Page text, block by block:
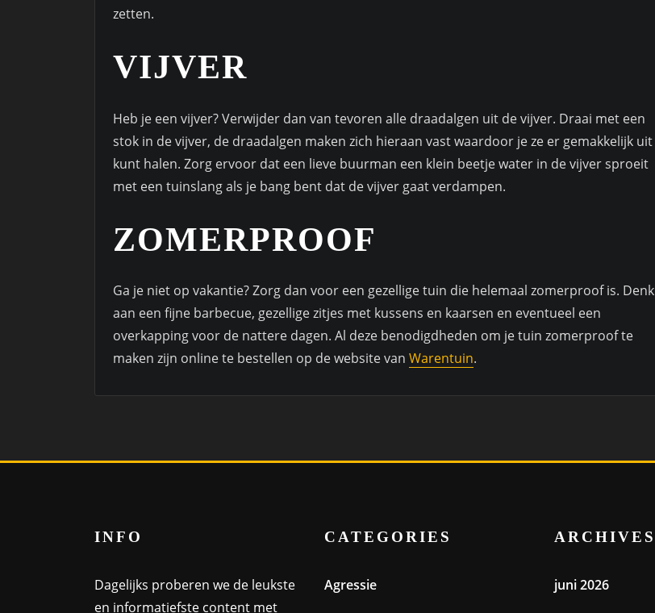
zetten.
VIJVER
Heb je een vijver? Verwijder dan van tevoren alle draadalgen uit de vijver. Draai met een
stok in de vijver, de draadalgen maken zich hieraan vast waardoor je ze er gemakkelijk uit
kunt halen. Zorg ervoor dat een lieve buurman een klein beetje water in de vijver sproeit
met een tuinslang als je bang bent dat de vijver gaat verdampen.
ZOMERPROOF
Ga je niet op vakantie? Zorg dan voor een gezellige tuin die helemaal zomerproof is. Denk
aan een fijne barbecue, gezellige zitjes met kussens en kaarsen en eventueel een
overkapping voor de nattere dagen. Al deze benodigdheden om je tuin zomerproof te
maken zijn online te bestellen op de website van Warentuin.
INFO
Dagelijks proberen we de leukste
en informatiefste content met
CATEGORIES
Agressie
ARCHIVES
juni 2026